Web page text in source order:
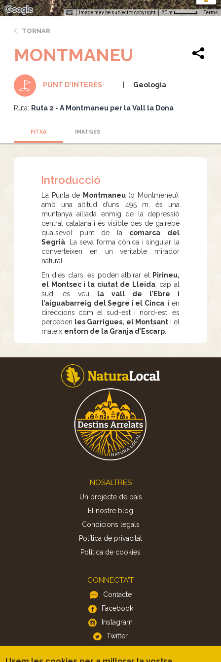
Image may be subject to copyright 20 m Terms
TORNAR
MONTMANEU
PUNT D'INTERÈS Geologia
Ruta: Ruta 2 - A Montmaneu per la Vall la Dona
FITXA IMATGES
Introducció
La Punta de Montmaneu(o Montmeneu),
amb una altitud d’uns 495 m, és una
muntanya aïllada enmig de la depressió
central catalana i és visible des de gairebé
qualsevol punt de la comarca del
Segrià . La seva forma cònica i singular la
converteixen en un veritable mirador
natural.
En dies clars, es poden albirar el
Pirineu,
el Montsec i la ciutat de Lleida; cap al
sud, es veu
la vall de l’Ebre i
l’aiguabarreig del Segre i el Cinca; i en
direccions com el sud-est i nord-est, es
perceben les Garrigues, el Montsanti el
mateix entorn de la Granja d’Escarp
NOSALTRES
Un projecte de país
El nostre blog
Condicions legals
Política de privacitat
Politica de cookies
CONNECTA'T
Contacte
Facebook
Instagram
Twitter